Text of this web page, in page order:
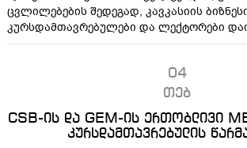
ცვლილებების შედეგად, კავკასიის
კურსდამთავრებულები და ლექტორები
04
თებ
CSB-ის და GEM-ის ერთობლივი
კურსდამთავრებულის